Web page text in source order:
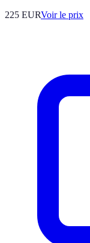
225 EURVoir le prix